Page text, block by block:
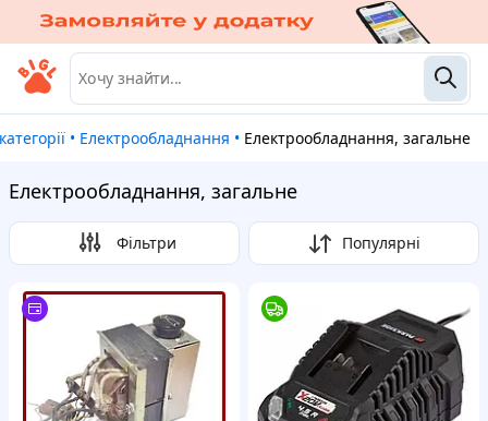
категорії • Електрообладнання • Електрообладнання, загальне
Електрообладнання, загальне
Фільтри Популярні